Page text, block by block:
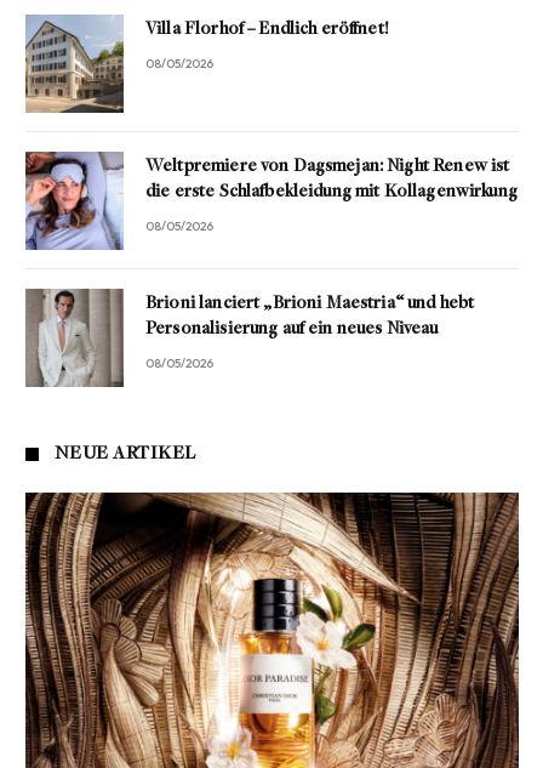
Villa Florhof – Endlich eröffnet!
08/05/2026
Weltpremiere von Dagsmejan: Night Renew ist
die erste Schlafbekleidung mit Kollagenwirkung
08/05/2026
Brioni lanciert „Brioni Maestria“ und hebt
Personalisierung auf ein neues Niveau
08/05/2026
NEUE ARTIKEL